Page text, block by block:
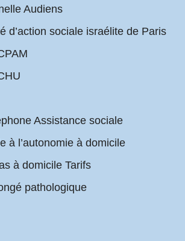
Audiens
d’action sociale israélite de Paris
Assistance sociale
à l’autonomie à domicile
à domicile Tarifs
pathologique